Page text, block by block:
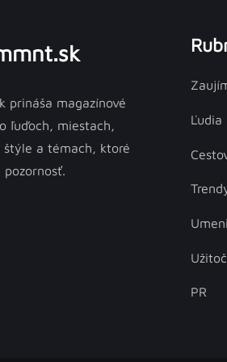
prináša magazínové
ľuďoch, miestach,
štýle a témach, ktoré
pozornosť.
Ľudia
PR